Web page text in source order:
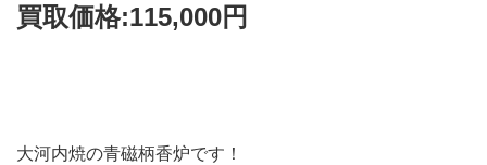
買取価格:115,000円
大河内焼の青磁柄香炉です！